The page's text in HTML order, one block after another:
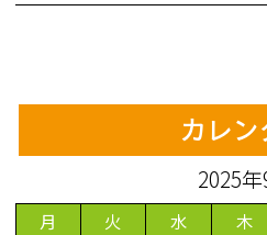
カレン
2025年
月 火 水 木